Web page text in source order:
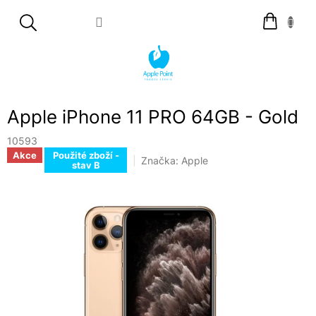
Nákupní
košík
Apple iPhone 11 PRO 64GB - Gold
10593
Akce
Použité zboží -
stav B
Značka: Apple